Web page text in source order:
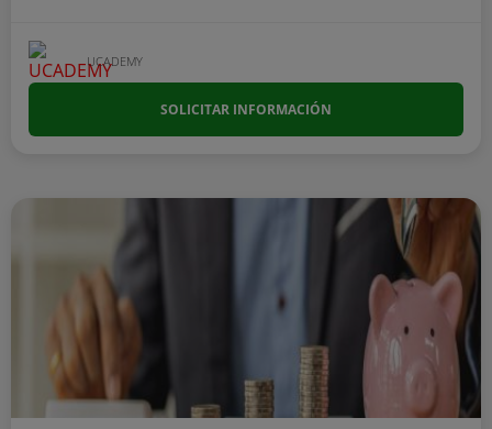
UCADEMY
SOLICITAR INFORMACIÓN